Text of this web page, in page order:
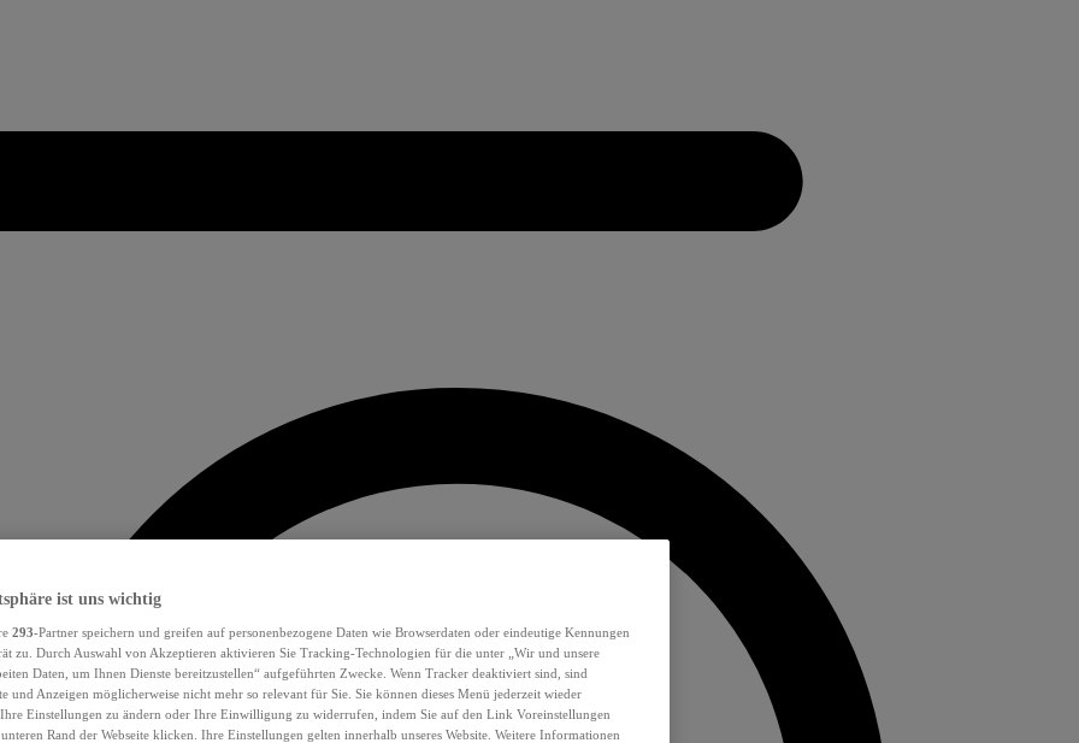
ist uns wichtig
293-Partner speichern und greifen auf personenbezogene Daten wie Browserdaten oder eindeutige Kennungen
zu. Durch Auswahl von Akzeptieren aktivieren Sie Tracking-Technologien für die unter „Wir und unsere
Daten, um Ihnen Dienste bereitzustellen“ aufgeführten Zwecke. Wenn Tracker deaktiviert sind, sind
und Anzeigen möglicherweise nicht mehr so relevant für Sie. Sie können dieses Menü jederzeit wieder
Einstellungen zu ändern oder Ihre Einwilligung zu widerrufen, indem Sie auf den Link Voreinstellungen
Rand der Webseite klicken. Ihre Einstellungen gelten innerhalb unseres Website. Weitere Informationen